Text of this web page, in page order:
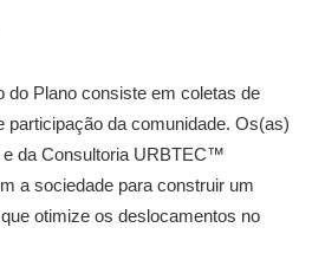
do Plano consiste em coletas de
participação da comunidade. Os(as)
da Consultoria URBTEC™
a sociedade para construir um
otimize os deslocamentos no